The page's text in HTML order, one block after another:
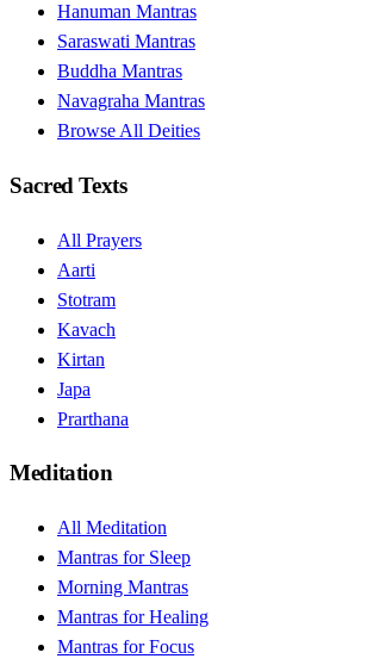
Hanuman Mantras
Saraswati Mantras
Buddha Mantras
Navagraha Mantras
Browse All Deities
Sacred Texts
All Prayers
Aarti
Stotram
Kavach
Kirtan
Japa
Prarthana
Meditation
All Meditation
Mantras for Sleep
Morning Mantras
Mantras for Healing
Mantras for Focus